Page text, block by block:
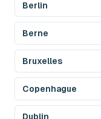
Berlin
Berne
Bruxelles
Copenhague
Dublin